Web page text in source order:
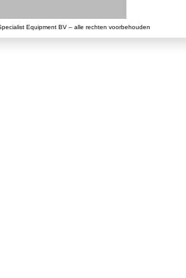
Equipment BV – alle rechten voorbehouden